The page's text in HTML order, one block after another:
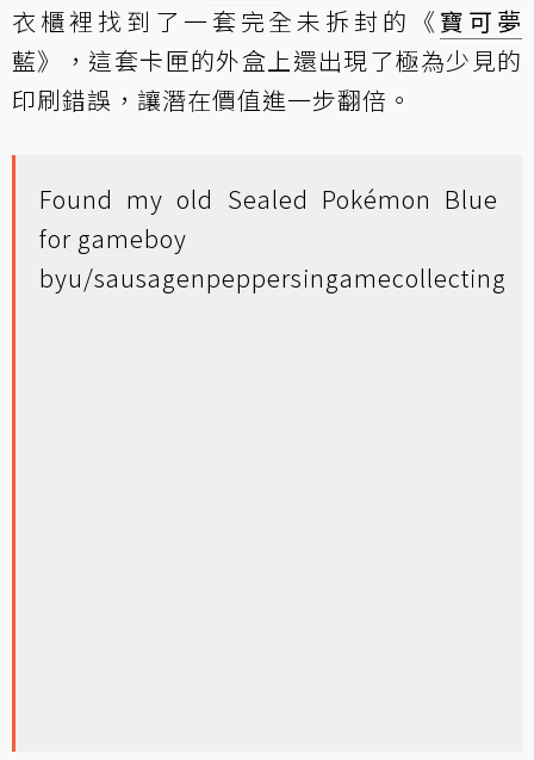
衣櫃裡找到了一套完全未拆封的《 寶可夢
藍》，這套卡匣的外盒上還出現了極為少見的
印刷錯誤，讓潛在價值進一步翻倍。
Found my old Sealed Pokémon Blue
for gameboy
byu/sausagenpeppersingamecollecting